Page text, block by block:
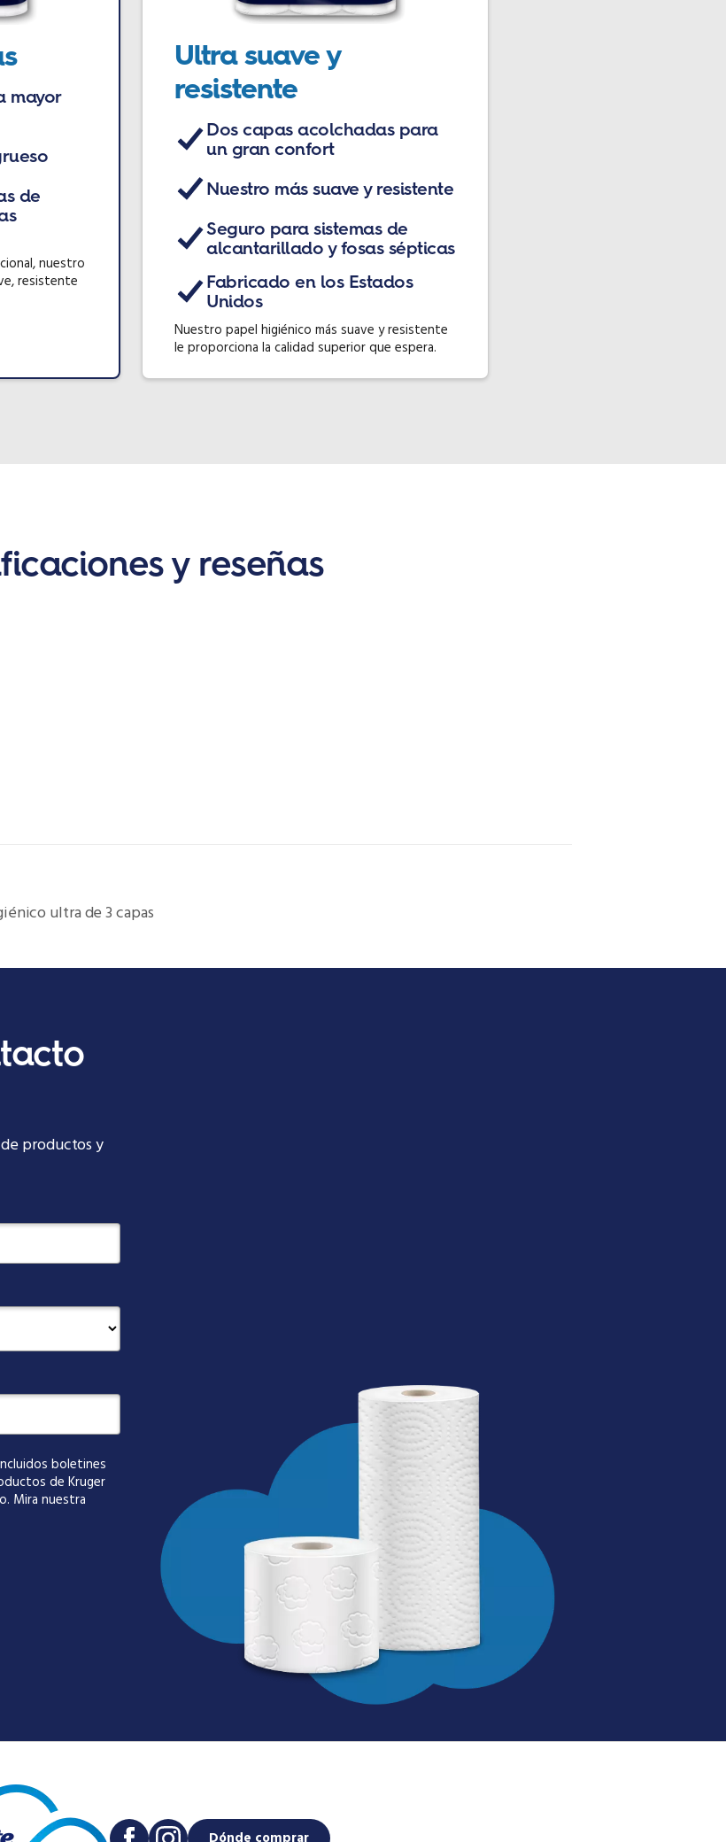
mayor
de
nuestro
resistente
Ultra suave y
resistente
Dos capas acolchadas para
un gran confort
Nuestro más suave y resistente
Seguro para sistemas de
alcantarillado y fosas sépticas
Fabricado en los Estados
Unidos
Nuestro papel higiénico más suave y resistente
le proporciona la calidad superior que espera.
y reseñas
ultra de 3 capas
productos y
boletines
de Kruger
Mira nuestra